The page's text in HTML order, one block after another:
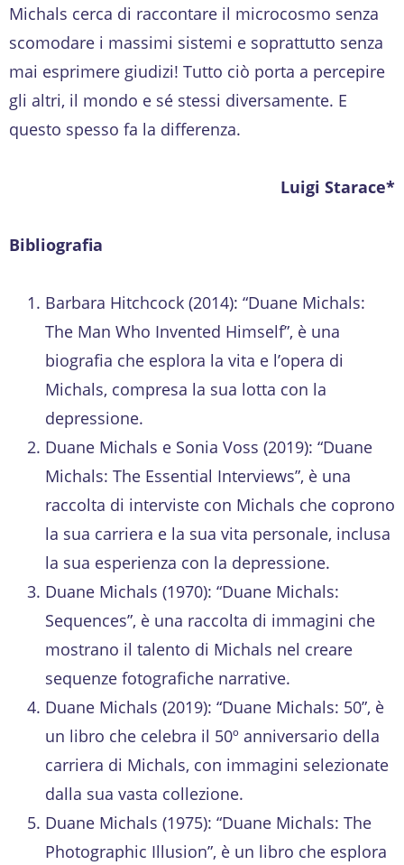
Michals cerca di raccontare il microcosmo senza
scomodare i massimi sistemi e soprattutto senza
mai esprimere giudizi! Tutto ciò porta a percepire
gli altri, il mondo e sé stessi diversamente. E
questo spesso fa la differenza.
Luigi Starace*
Bibliografia
Barbara Hitchcock (2014): “Duane Michals:
The Man Who Invented Himself”, è una
biografia che esplora la vita e l’opera di
Michals, compresa la sua lotta con la
depressione.
Duane Michals e Sonia Voss (2019): “Duane
Michals: The Essential Interviews”, è una
raccolta di interviste con Michals che coprono
la sua carriera e la sua vita personale, inclusa
la sua esperienza con la depressione.
Duane Michals (1970): “Duane Michals:
Sequences”, è una raccolta di immagini che
mostrano il talento di Michals nel creare
sequenze fotografiche narrative.
Duane Michals (2019): “Duane Michals: 50”, è
un libro che celebra il 50º anniversario della
carriera di Michals, con immagini selezionate
dalla sua vasta collezione.
Duane Michals (1975): “Duane Michals: The
Photographic Illusion”, è un libro che esplora